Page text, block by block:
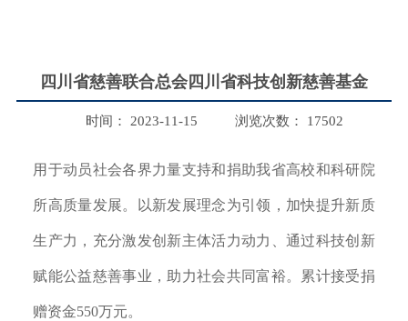
四川省慈善联合总会四川省科技创新慈善基金
时间： 2023-11-15 浏览次数： 17502
用于动员社会各界力量支持和捐助我省高校和科研院
所高质量发展。以新发展理念为引领，加快提升新质
生产力，充分激发创新主体活力动力、通过科技创新
赋能公益慈善事业，助力社会共同富裕。累计接受捐
赠资金550万元。